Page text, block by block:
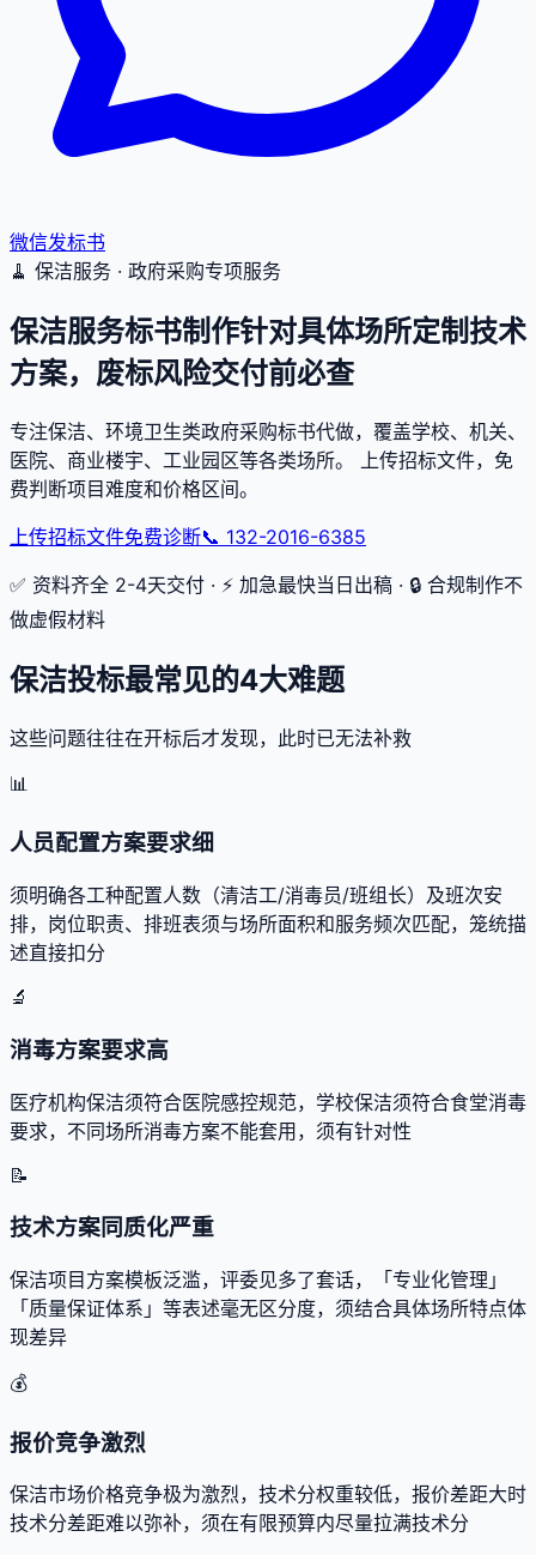
微信发标书
🧹 保洁服务 · 政府采购专项服务
保洁服务标书制作针对具体场所定制技术
方案，废标风险交付前必查
专注保洁、环境卫生类政府采购标书代做，覆盖学校、机关、
医院、商业楼宇、工业园区等各类场所。 上传招标文件，免
费判断项目难度和价格区间。
上传招标文件免费诊断📞 132-2016-6385
✅ 资料齐全 2-4天交付 · ⚡ 加急最快当日出稿 · 🔒 合规制作不
做虚假材料
保洁投标最常见的4大难题
这些问题往往在开标后才发现，此时已无法补救
📊
人员配置方案要求细
须明确各工种配置人数（清洁工/消毒员/班组长）及班次安
排，岗位职责、排班表须与场所面积和服务频次匹配，笼统描
述直接扣分
🔬
消毒方案要求高
医疗机构保洁须符合医院感控规范，学校保洁须符合食堂消毒
要求，不同场所消毒方案不能套用，须有针对性
📝
技术方案同质化严重
保洁项目方案模板泛滥，评委见多了套话，「专业化管理」
「质量保证体系」等表述毫无区分度，须结合具体场所特点体
现差异
💰
报价竞争激烈
保洁市场价格竞争极为激烈，技术分权重较低，报价差距大时
技术分差距难以弥补，须在有限预算内尽量拉满技术分